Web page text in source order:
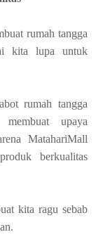
rumah tangga
kita lupa untuk
rumah tangga
upaya
MatahariMall
berkualitas
kita ragu sebab